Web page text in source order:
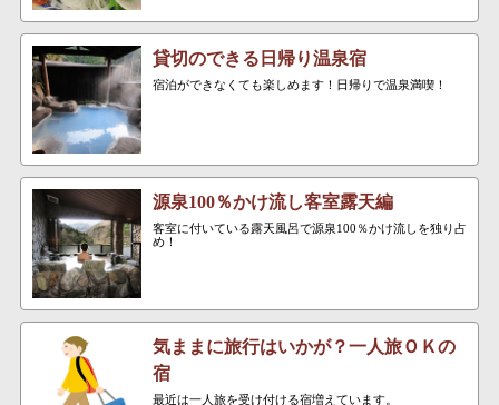
貸切のできる日帰り温泉宿
宿泊ができなくても楽しめます！日帰りで温泉満喫！
源泉100％かけ流し客室露天編
客室に付いている露天風呂で源泉100％かけ流しを独り占
め！
気ままに旅行はいかが？一人旅ＯＫの
宿
最近は一人旅を受け付ける宿増えています。